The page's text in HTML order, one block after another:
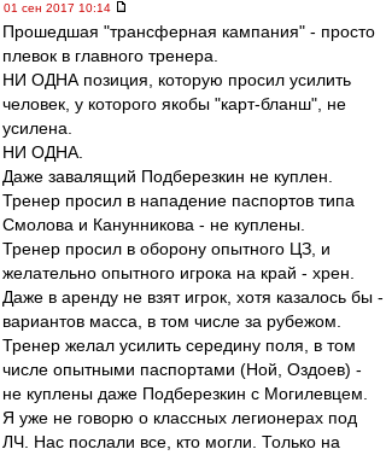
01 сен 2017 10:14
Прошедшая "трансферная кампания" - просто
плевок в главного тренера.
НИ ОДНА позиция, которую просил усилить
человек, у которого якобы "карт-бланш", не
усилена.
НИ ОДНА.
Даже завалящий Подберезкин не куплен.
Тренер просил в нападение паспортов типа
Смолова и Канунникова - не куплены.
Тренер просил в оборону опытного ЦЗ, и
желательно опытного игрока на край - хрен.
Даже в аренду не взят игрок, хотя казалось бы -
вариантов масса, в том числе за рубежом.
Тренер желал усилить середину поля, в том
числе опытными паспортами (Ной, Оздоев) -
не куплены даже Подберезкин с Могилевцем.
Я уже не говорю о классных легионерах под
ЛЧ. Нас послали все, кто могли. Только на